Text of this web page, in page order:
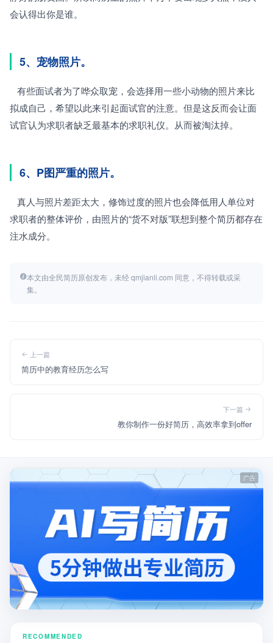
会认得出你是谁。
5、宠物照片。
拟成自己，希望以此来引起面试官的注意。但是这反而会让面
试官认为求职者缺乏最基本的求职礼仪。从而被淘汰掉。
6、P图严重的照片。
求职者的整体评价，由照片的“货不对版”联想到整个简历都存在
注水成分。
本文由全民简历原创发布，未经 qmjianli.com 同意，不得转载或采
集。
上一篇
简历中的教育经历怎么写
下一篇
教你制作一份好简历，高效率拿到offer
RECOMMENDED